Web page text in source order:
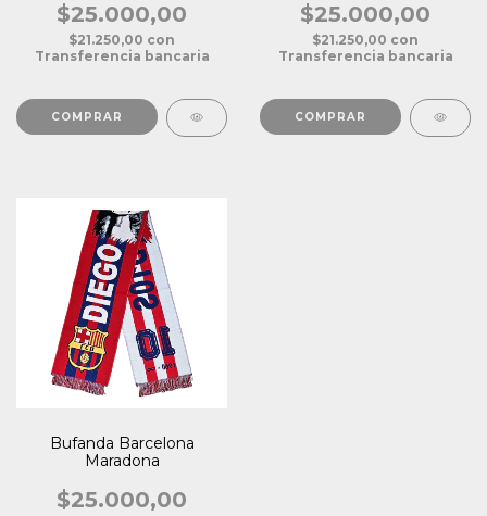
$25.000,00
$21.250,00 con
Transferencia bancaria
$25.000,00
$21.250,00 con
Transferencia bancaria
Bufanda Barcelona
Maradona
$25.000,00